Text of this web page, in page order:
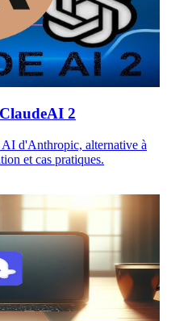
2
AI d'Anthropic, alternative à
et cas pratiques.